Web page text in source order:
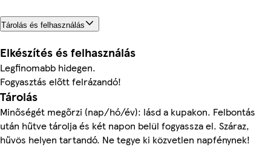
Tárolás és felhasználás
Elkészítés és felhasználás
Legfinomabb hidegen.
Fogyasztás előtt felrázandó!
Tárolás
Minőségét megőrzi (nap/hó/év): lásd a kupakon. Felbontás
után hűtve tárolja és két napon belül fogyassza el. Száraz,
hűvös helyen tartandó. Ne tegye ki közvetlen napfénynek!